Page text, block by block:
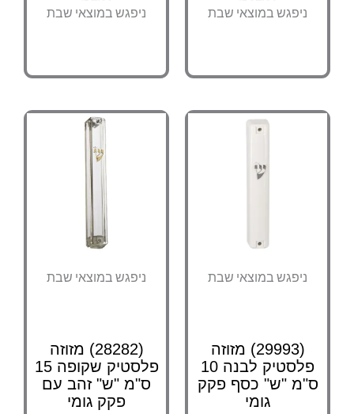
ניפגש במוצאי שבת ניפגש במוצאי שבת
ניפגש במוצאי שבת
(29993) מזוזה
פלסטיק לבנה 10
"ש" כסף פקק
ניפגש במוצאי שבת
(28282) מזוזה
פלסטיק שקופה 15
ס"מ "ש" זהב עם
פקק גומי